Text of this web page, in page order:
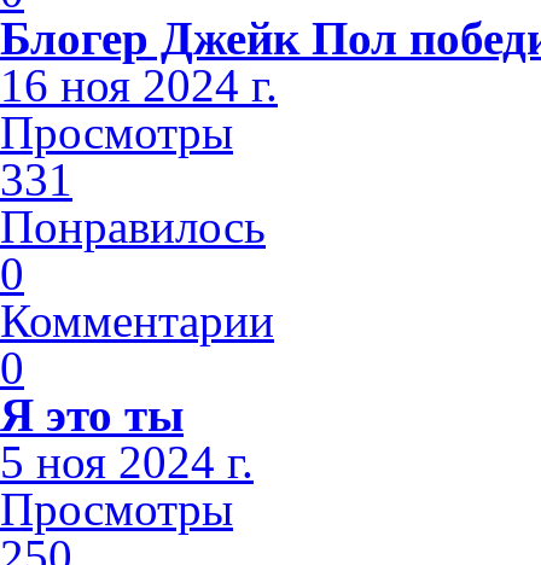
Блогер Джейк Пол
16 ноя 2024 г.
Просмотры
331
Понравилось
0
Комментарии
0
Я это ты
5 ноя 2024 г.
Просмотры